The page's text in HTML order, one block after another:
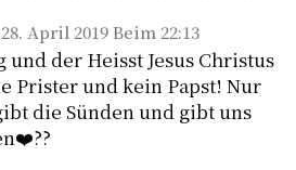
28. April 2019 Beim 22:13
und der Heisst Jesus Christus
Prister und kein Papst! Nur
die Sünden und gibt uns